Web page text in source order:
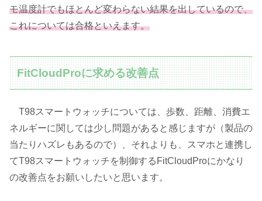
モ温度計でもほとんど変わらない結果を出しているので、
これについては合格といえます。
FitCloudProに求める改善点
T98スマートウォッチについては、歩数、距離、消費エ
ネルギーに関しては少し問題があると感じますが（製品の
当たりハズレもあるので）、それよりも、スマホと連携し
てT98スマートウォッチを制御するFitCloudProにかなり
の改善点をお願いしたいと思います。